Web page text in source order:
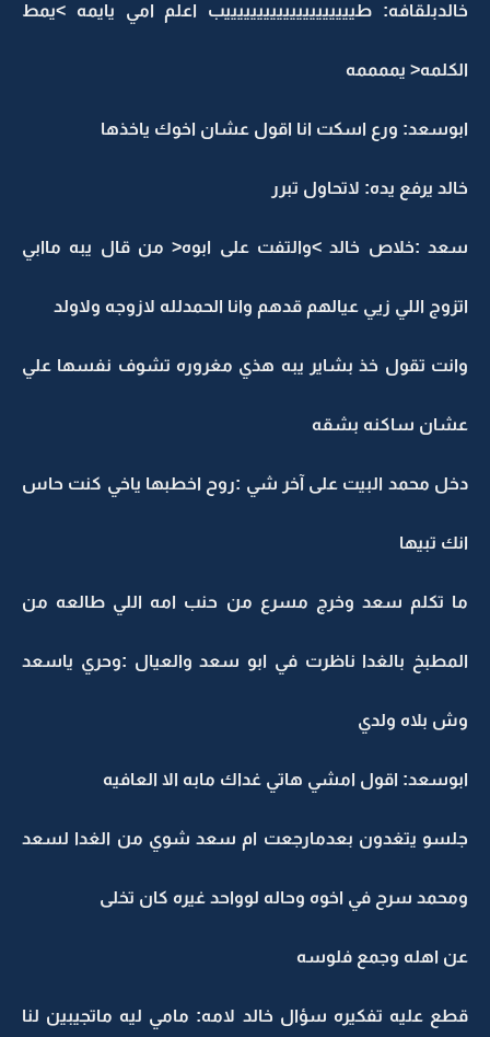
خالدبلقافه: طييييييييييييييييييييب اعلم امي يايمه >يمط
الكلمه< يممممه
ابوسعد: ورع اسكت انا اقول عشان اخوك ياخذها
خالد يرفع يده: لاتحاول تبرر
سعد :خلاص خالد >والتفت على ابوه< من قال يبه ماابي
اتزوج اللي زيي عيالهم قدهم وانا الحمدلله لازوجه ولاولد
وانت تقول خذ بشاير يبه هذي مغروره تشوف نفسها علي
عشان ساكنه بشقه
دخل محمد البيت على آخر شي :روح اخطبها ياخي كنت حاس
انك تبيها
ما تكلم سعد وخرج مسرع من حنب امه اللي طالعه من
المطبخ بالغدا ناظرت في ابو سعد والعيال :وحري ياسعد
وش بلاه ولدي
ابوسعد: اقول امشي هاتي غداك مابه الا العافيه
جلسو يتغدون بعدمارجعت ام سعد شوي من الغدا لسعد
ومحمد سرح في اخوه وحاله لوواحد غيره كان تخلى
عن اهله وجمع فلوسه
قطع عليه تفكيره سؤال خالد لامه: مامي ليه ماتجيبين لنا